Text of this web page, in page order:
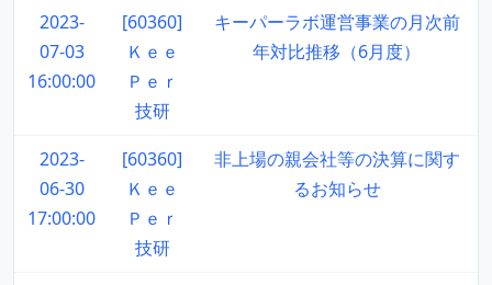
2023-
07-03
16:00:00
[60360]
Ｋｅｅ
Ｐｅｒ
技研
キーパーラボ運営事業の月次前
年対比推移（6月度）
2023-
06-30
17:00:00
[60360]
Ｋｅｅ
Ｐｅｒ
技研
非上場の親会社等の決算に関す
るお知らせ